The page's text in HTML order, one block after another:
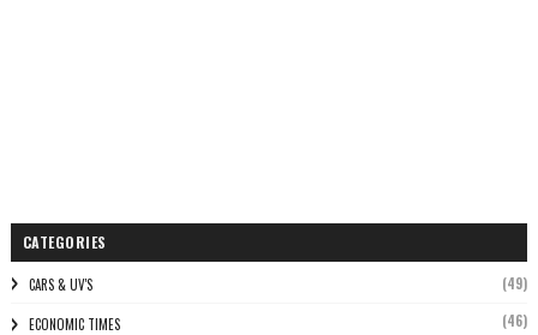
CATEGORIES
CARS & UV'S (49)
ECONOMIC TIMES (46)